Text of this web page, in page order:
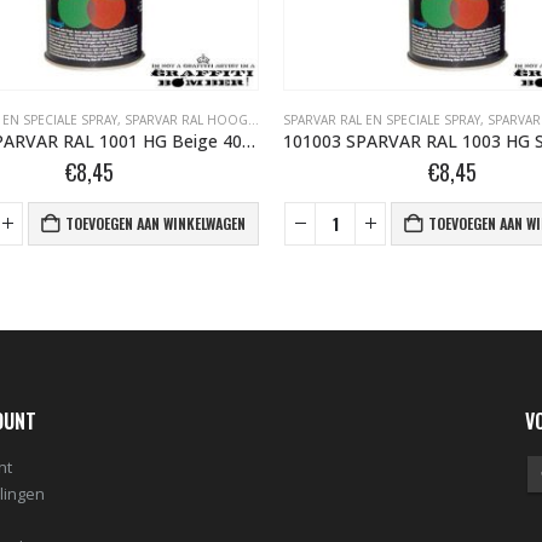
SPECIALE SPRAY, SPARVAR RAL HOOGGLANS BOMBER.NL
101001 SPARVAR RAL 1001 HG Beige 400 ml
€8,45
TOEVOEGEN AAN WINKELWAGEN
SPARVAR RAL EN SPECIALE SPRAY, SPARVAR RAL
€8,45
TOEVOEGEN AAN